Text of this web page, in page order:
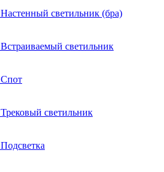
Настенный светильник (бра)
Встраиваемый светильник
Спот
Трековый светильник
Подсветка